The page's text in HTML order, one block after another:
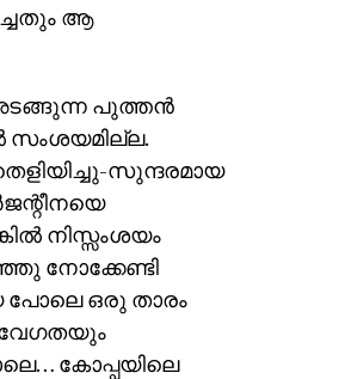
ആ
പുത്തന്‍
സംശയമില്ല.
സുന്ദരമായ
നിസ്സംശയം
നോക്കേണ്ടി
പോലെ ഒരു താരം
കോപ്പയിലെ